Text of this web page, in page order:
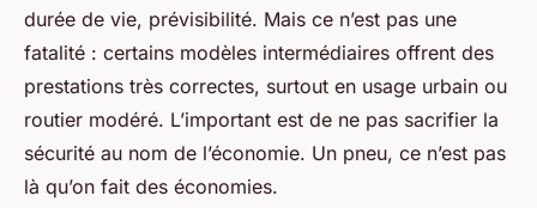
durée de vie, prévisibilité. Mais ce n’est pas une
fatalité : certains modèles intermédiaires offrent des
prestations très correctes, surtout en usage urbain ou
routier modéré. L’important est de ne pas sacrifier la
sécurité au nom de l’économie. Un pneu, ce n’est pas
là qu’on fait des économies.